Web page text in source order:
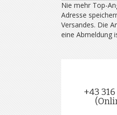
Nie mehr Top-
Adresse
Versandes. Die
eine Abmeldung
+43